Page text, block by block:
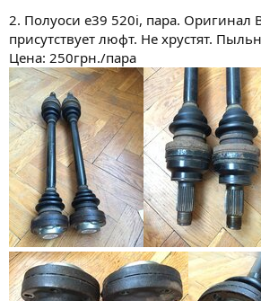
2. Полуоси е39 520i, пара. Оригинал
присутствует люфт. Не хрустят.
Цена: 250грн./пара